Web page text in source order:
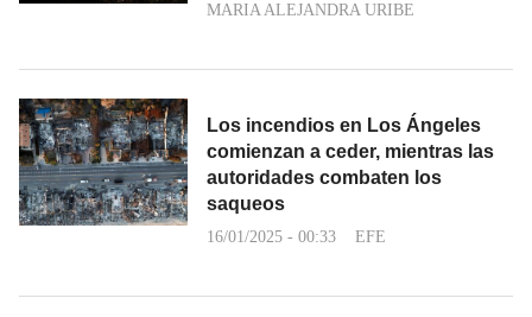
MARIA ALEJANDRA URIBE
Los incendios en Los Ángeles
comienzan a ceder, mientras las
autoridades combaten los
saqueos
16/01/2025 - 00:33 EFE